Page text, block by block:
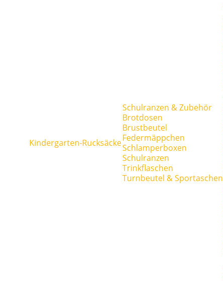
Kindergarten-Rucksäcke
Schulranzen & Zubehör
Brotdosen
Brustbeutel
Federmäppchen
Schlamperboxen
Schulranzen
Trinkflaschen
Turnbeutel & Sportaschen